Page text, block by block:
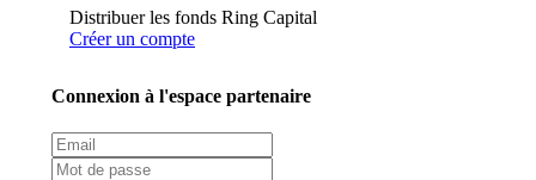
Distribuer les fonds Ring Capital
Créer un compte
Connexion à l'espace partenaire